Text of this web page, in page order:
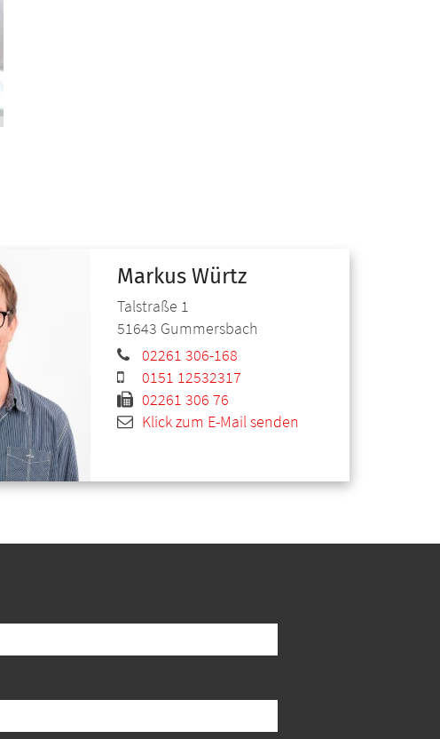
MarkusWürtz
Talstraße 1
51643 Gummersbach
02261 306-168
0151 12532317
02261 306 76
Klick zum E-Mail senden